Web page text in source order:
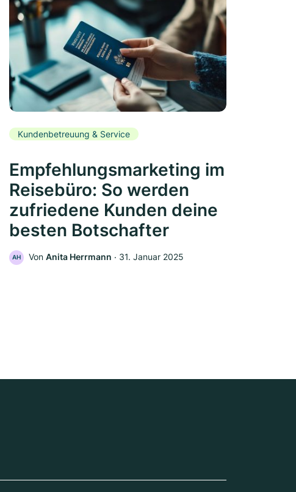
Kundenbetreuung & Service
Empfehlungsmarketing im
Reisebüro: So werden
zufriedene Kunden deine
besten Botschafter
AH Von Anita Herrmann ‧ 31. Januar 2025